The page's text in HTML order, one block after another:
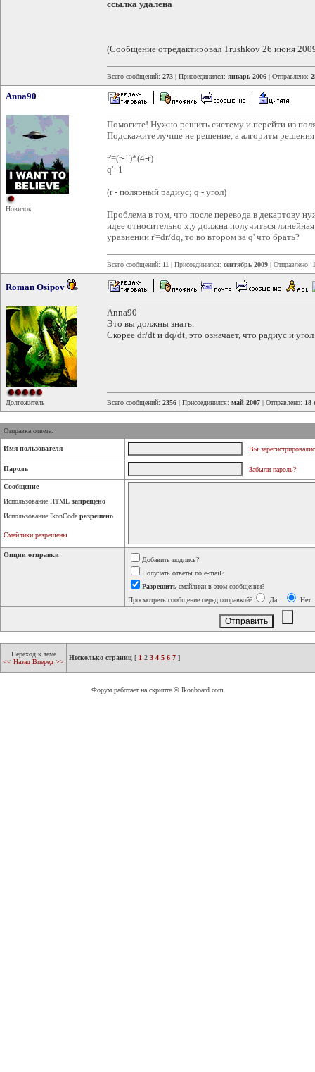
ссылка удалена
(Сообщение отредактировал Trushkov 26 июня
Всего сообщений: 273 | Присоединился: январь 2006 | Отправлено:
Anna90
Новичок
Помогите! Нужно решить систему и перейти из
Подскажите лучше не решение, а алгоритм
r'=(r-1)*(4-r)
q'=1
(r - полярный радиус; q - угол)
Проблема в том, что после перевода в декартову
идее относительно x,y должна получиться
уравнении r'=dr/dq, то во втором за q' что брать?
Всего сообщений: 11 | Присоединился: сентябрь 2009 | Отправлено:
Roman Osipov
Долгожитель
Anna90
Это вы должны знать.
Скорее dr/dt и dq/dt, это означает, что радиус и
Всего сообщений: 2356 | Присоединился: май 2007 | Отправлено: 18
Отправка ответа:
Имя пользователя Вы
Пароль Забыли пароль?
Сообщение
Использование HTML запрещено
Использование IkonCode разрешено
Смайлики разрешены
Опции отправки
Добавить подпись?
Получать ответы по e-mail?
Разрешить смайлики в этом сообщении?
Просмотреть сообщение перед отправкой?
Да Нет
Переход к теме
<< Назад Вперед >>
Несколько страниц [ 1 2 3 4 5 6 7 ]
Форум работает на скрипте © Ikonboard.com